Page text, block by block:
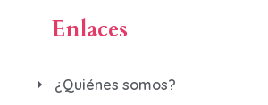
Enlaces
¿Quiénes somos?